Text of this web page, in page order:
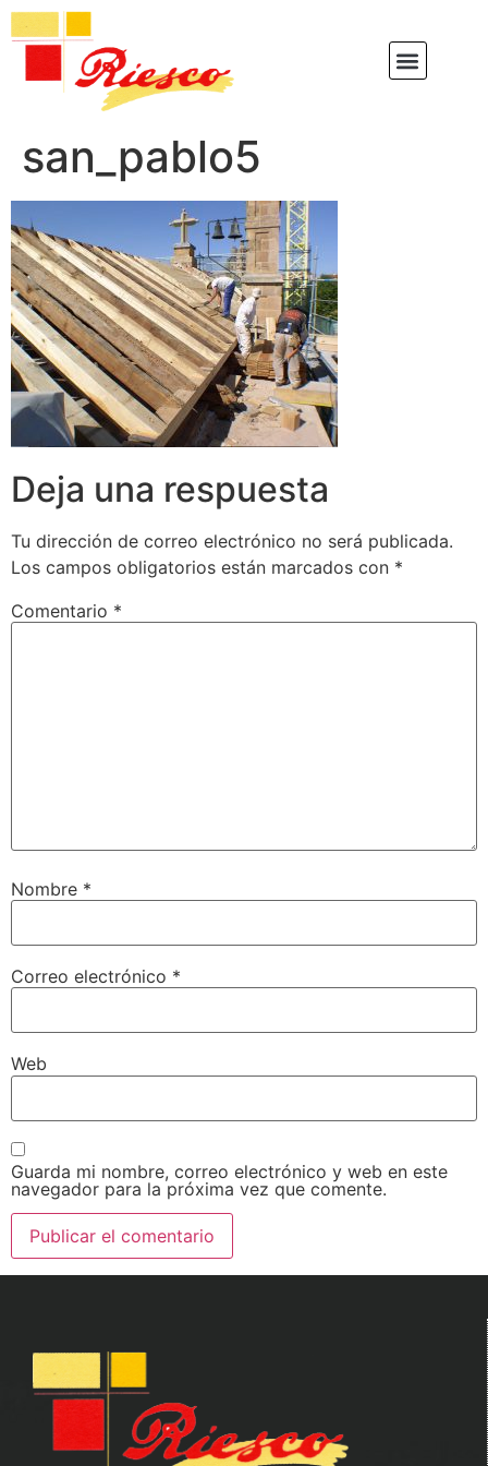
san_pablo5
Deja una respuesta
Tu dirección de correo electrónico no será publicada.
Los campos obligatorios están marcados con *
Comentario *
Nombre *
Correo electrónico *
Web
Guarda mi nombre, correo electrónico y web en este
navegador para la próxima vez que comente.